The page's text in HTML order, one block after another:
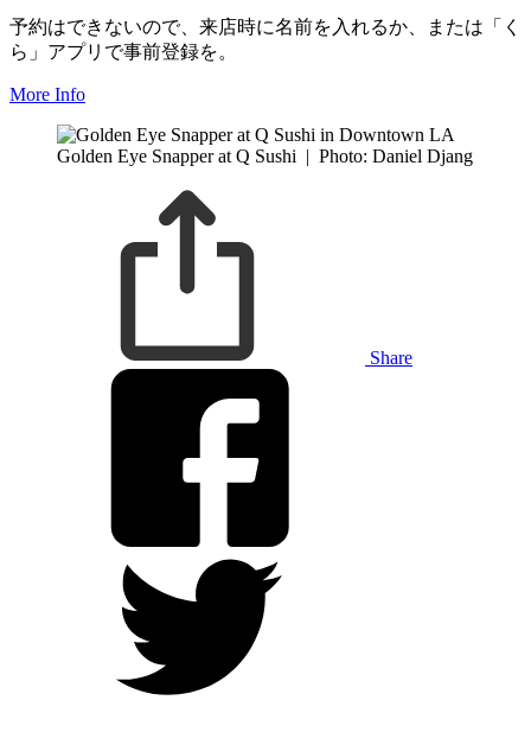
予約はできないので、来店時に名前を入れるか、または「く
ら」アプリで事前登録を。
More Info
Golden Eye Snapper at Q Sushi | Photo: Daniel Djang
Share